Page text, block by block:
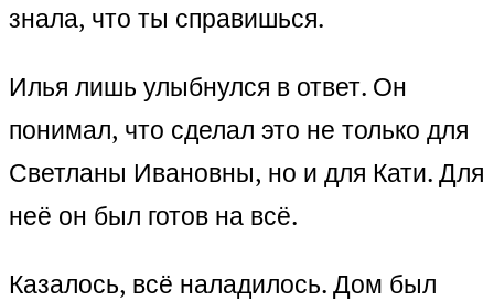
знала, что ты справишься.
Илья лишь улыбнулся в ответ. Он
понимал, что сделал это не только для
Светланы Ивановны, но и для Кати. Для
неё он был готов на всё.
Казалось, всё наладилось. Дом был